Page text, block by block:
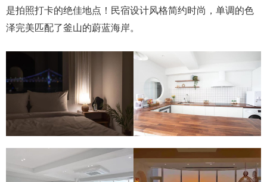
是拍照打卡的绝佳地点！民宿设计风格简约时尚，单调的色
泽完美匹配了釜山的蔚蓝海岸。